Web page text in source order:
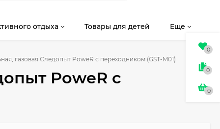
отдыха Товары для детей Еще
газовая Следопыт PoweR с переходником (GST-M01)
PoweR с
0
0
0